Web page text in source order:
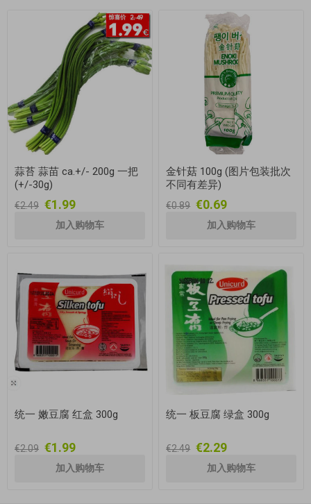
蒜苔 蒜苗 ca.+/- 200g 一把
(+/-30g)
€2.49 €1.99
金针菇 100g (图片包装批次
不同有差异)
€0.89 €0.69
统一 嫩豆腐 红盒 300g
€2.09 €1.99
统一 板豆腐 绿盒 300g
€2.49 €2.29